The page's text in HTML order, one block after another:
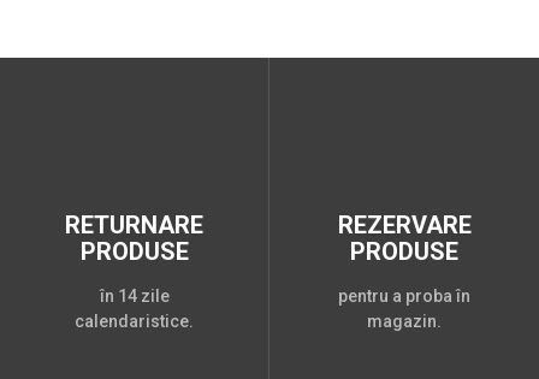
RETURNARE
PRODUSE
în 14 zile
calendaristice.
REZERVARE
PRODUSE
pentru a proba în
magazin.